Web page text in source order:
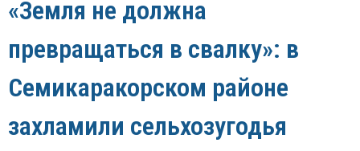
«Земля не должна
превращаться в свалку»: в
Семикаракорском районе
захламили сельхозугодья